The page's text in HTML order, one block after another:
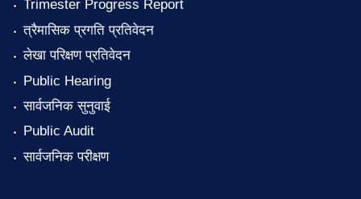
Trimester Progress Report
त्रैमासिक प्रगति प्रतिवेदन
लेखा परिक्षण प्रतिवेदन
Public Hearing
सार्वजनिक सुनुवाई
Public Audit
सार्वजनिक परीक्षण